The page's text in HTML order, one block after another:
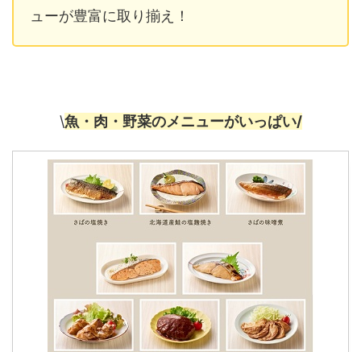
ューが豊富に取り揃え！
\魚・肉・野菜のメニューがいっぱい/